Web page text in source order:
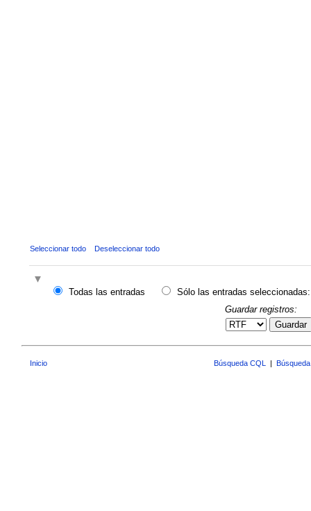
Seleccionar todo Deseleccionar todo
Todas las entradas
Sólo las entradas seleccionadas:
Guardar registros:
Guardar
Inicio Búsqueda CQL